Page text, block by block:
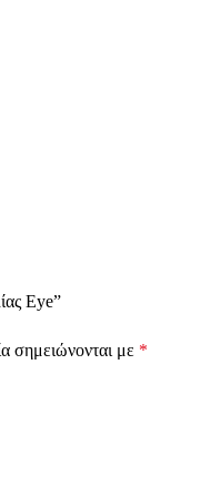
Eye”
σημειώνονται με *